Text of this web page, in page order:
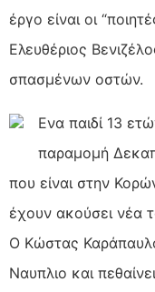
έργο είναι οι
Ελευθέριος
σπασμένων οστών.
Ενα παιδί 13
παραμομή
που είναι στην
έχουν ακούσει νέα
Ο Κώστας
Ναυπλιο και